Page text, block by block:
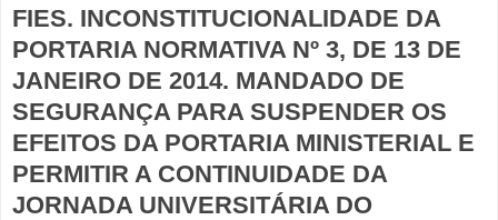
FIES. INCONSTITUCIONALIDADE DA
PORTARIA NORMATIVA Nº 3, DE 13 DE
JANEIRO DE 2014. MANDADO DE
SEGURANÇA PARA SUSPENDER OS
EFEITOS DA PORTARIA MINISTERIAL E
PERMITIR A CONTINUIDADE DA
JORNADA UNIVERSITÁRIA DO